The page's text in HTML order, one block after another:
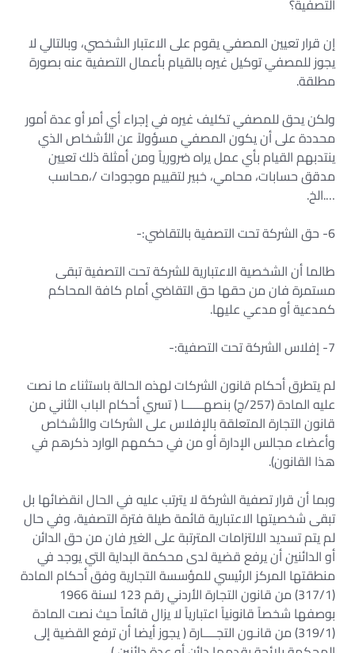
التصفية؟
إن قرار تعيين المصفي يقوم على الاعتبار الشخصي، وبالتالي لا
يجوز للمصفي توكيل غيره بالقيام بأعمال التصفية عنه بصورة
مطلقة.
ولكن يحق للمصفي تكليف غيره في إجراء أي أمر أو عدة أمور
محددة على أن يكون المصفي مسؤولاً عن الأشخاص الذي
ينتدبهم القيام بأي عمل يراه ضرورياً ومن أمثلة ذلك تعيين
مدقق حسابات، محامي، خبير لتقييم موجودات /،محاسب
….الخ.
6- حق الشركة تحت التصفية بالتقاضي:-
طالما أن الشخصية الاعتبارية للشركة تحت التصفية تبقى
مستمرة فان من حقها حق التقاضي أمام كافة المحاكم
كمدعية أو مدعي عليها.
7- إفلاس الشركة تحت التصفية:-
لم يتطرق أحكام قانون الشركات لهذه الحالة باستثناء ما نصت
عليه المادة (257/ج) بنصهــــــا ( تسري أحكام الباب الثاني من
قانون التجارة المتعلقة بالإفلاس على الشركات والأشخاص
وأعضاء مجالس الإدارة أو من في حكمهم الوارد ذكرهم في
هذا القانون).
وبما أن قرار تصفية الشركة لا يترتب عليه في الحال انقضائها بل
تبقى شخصيتها الاعتبارية قائمة طيلة فترة التصفية، وفي حال
لم يتم تسديد الالتزامات المترتبة على الغير فان من حق الدائن
أو الدائنين أن يرفع قضية لدى محكمة البداية التي يوجد في
منطقتها المركز الرئيسي للمؤسسة التجارية وفق أحكام المادة
(317/1) من قانون التجارة الأردني رقم 123 لسنة 1966
بوصفها شخصاً قانونياً اعتبارياً لا يزال قائماً حيث نصت المادة
(319/1) من قانـون التجــــارة ( يجوز أيضا أن ترفع القضية إلى